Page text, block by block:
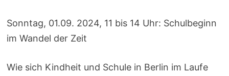
Sonntag, 01.09. 2024, 11 bis 14 Uhr: Schulbeginn
im Wandel der Zeit
Wie sich Kindheit und Schule in Berlin im Laufe